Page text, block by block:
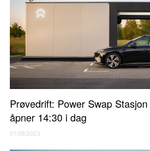
Prøvedrift: Power Swap
åpner 14:30 i dag
01/08/2023